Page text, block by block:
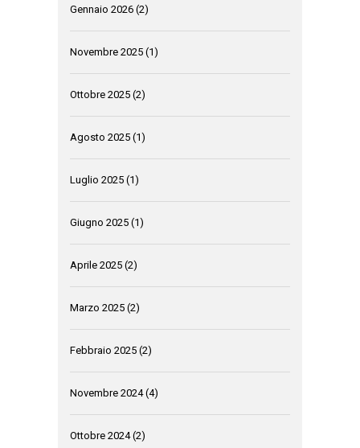
Gennaio 2026 (2)
Novembre 2025 (1)
Ottobre 2025 (2)
Agosto 2025 (1)
Luglio 2025 (1)
Giugno 2025 (1)
Aprile 2025 (2)
Marzo 2025 (2)
Febbraio 2025 (2)
Novembre 2024(4)
Ottobre 2024(2)